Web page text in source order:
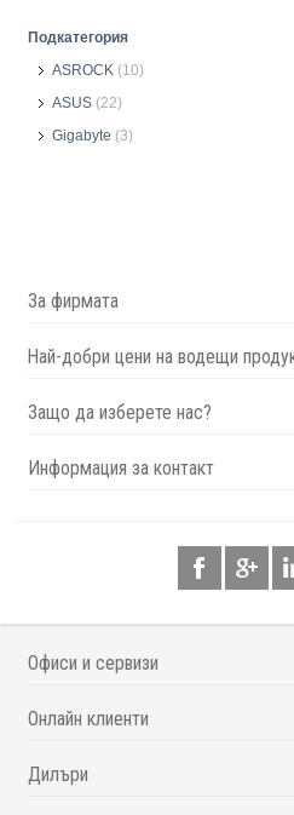
Подкатегория
ASROCK (10)
ASUS (22)
Gigabyte (3)
За фирмата
Най-добри цени на водещи
Защо да изберете нас?
Информация за контакт
Офиси и сервизи
Онлайн клиенти
Дилъри